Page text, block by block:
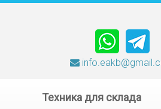
Техника для склада